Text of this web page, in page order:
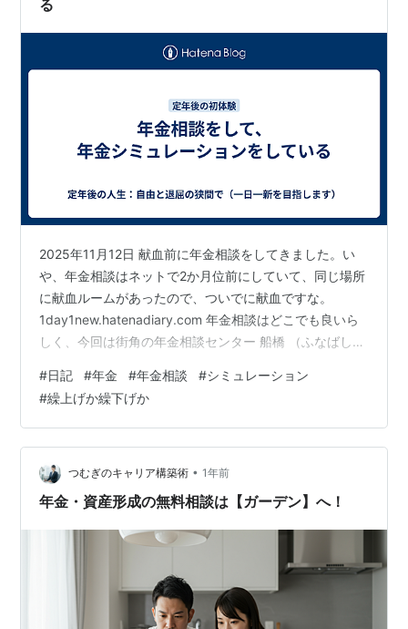
る
2025年11月12日 献血前に年金相談をしてきました。い
や、年金相談はネットで2か月位前にしていて、同じ場所
に献血ルームがあったので、ついでに献血ですな。
1day1new.hatenadiary.com 年金相談はどこでも良いら
しく、今回は街角の年金相談センター 船橋 （ふなばし）
ネットからの予約は、年金相談予約サイトからです。年
金番号が必要です。 実際に予約して行っても、現地で申
込書を書かされます。何のための予約なのかしらねぇ。
本人確認用にマイナンバーカードを持っていくのを忘れ
て。。。自動車免許証でも大丈夫でした。配偶者のマイ
ナンバー…
#日記 #年金 #年金相談 #シミュレーション
#繰上げか繰下げか
つむぎのキャリア構築術 • 1年前
年金・資産形成の無料相談は【ガーデン】へ！